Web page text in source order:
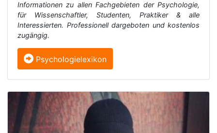
Informationen zu allen Fachgebieten der Psychologie,
für Wissenschaftler, Studenten, Praktiker & alle
Interessierten. Professionell dargeboten und kostenlos
zugängig.
Psychologielexikon